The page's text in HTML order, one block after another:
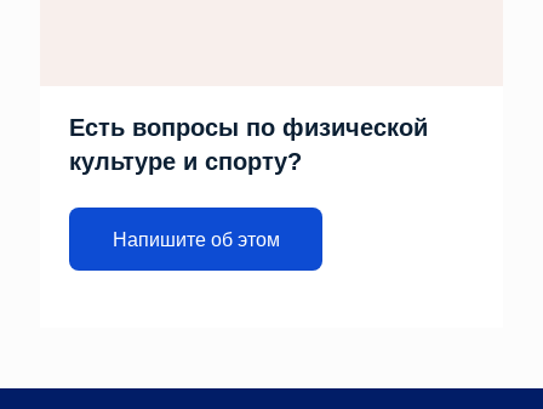
Есть вопросы по физической
культуре и спорту?
Напишите об этом